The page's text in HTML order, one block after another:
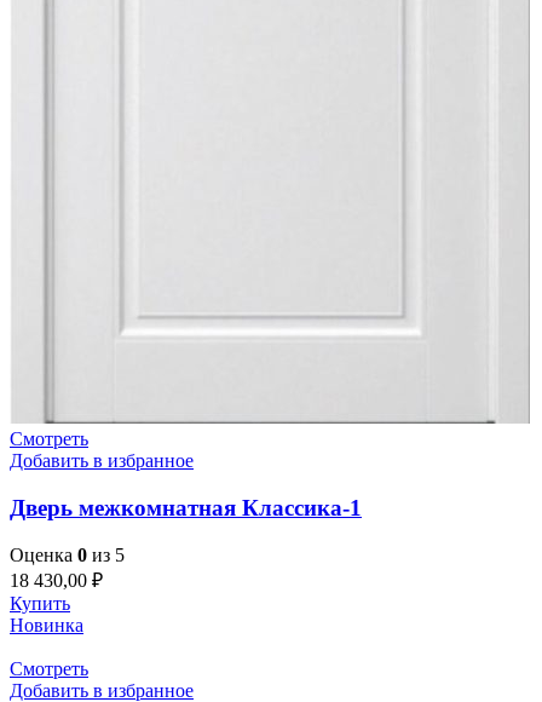
Смотреть
Добавить в избранное
Дверь межкомнатная Классика-1
Оценка 0 из 5
18 430,00 ₽
Купить
Новинка
Смотреть
Добавить в избранное